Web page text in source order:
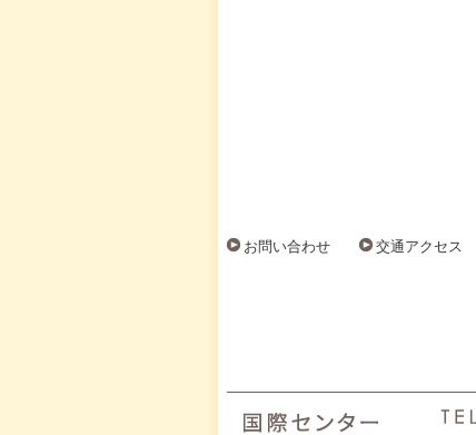
お問い合わせ 交通アクセス